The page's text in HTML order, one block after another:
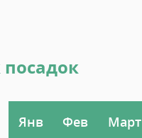
Янв Фев Март